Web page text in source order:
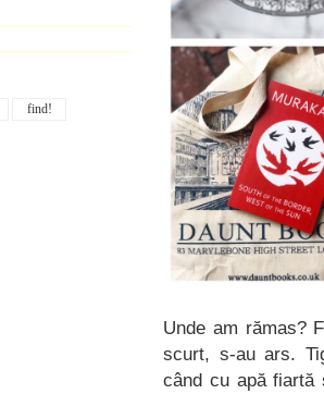
Unde am rămas?
scurt, s-au ars.
când cu apă